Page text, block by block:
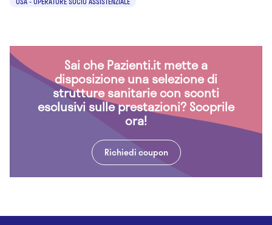
Sai che Pazienti.it mette a
disposizione una selezione di
strutture sanitarie con sconti
esclusivi sulle prestazioni? Scoprile
ora!
Richiedi coupon